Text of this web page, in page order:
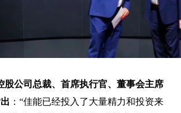
股公司总裁、首席执行官、董事会主席
：“佳能已经投入了大量精力和投资来